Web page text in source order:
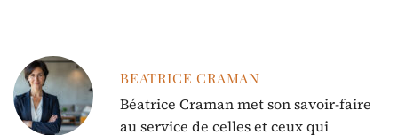
BEATRICE CRAMAN
Béatrice Craman met son savoir-faire
au service de celles et ceux qui